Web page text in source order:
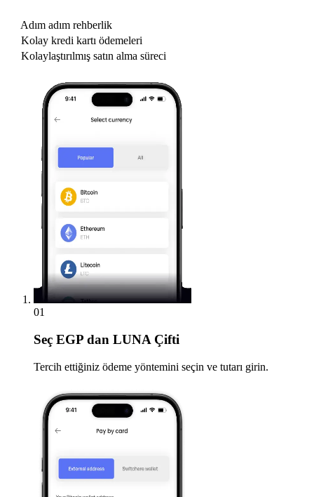
Adım adım rehberlik
Kolay kredi kartı ödemeleri
Kolaylaştırılmış satın alma süreci
01
Seç EGP dan LUNA Çifti
Tercih ettiğiniz ödeme yöntemini seçin ve tutarı girin.